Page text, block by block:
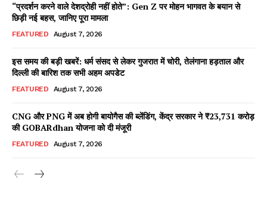
Facebook
X WhatsApp
Share
Read Latest News on AIN
“प्रदर्शन करने वाले देशद्रोही नहीं होते”: Gen Z पर मोहन भागवत के बयान से
छिड़ी नई बहस, जानिए पूरा मामला
FEATURED August 7, 2026
इस समय की बड़ी खबरें: धर्म संसद से लेकर गुजरात में चोरी, तेलंगाना हड़ताल और
दिल्ली की बारिश तक सभी अहम अपडेट
FEATURED August 7, 2026
CNG और PNG में अब होगी बायोगैस की ब्लेंडिंग, केंद्र सरकार ने ₹23,731 करोड़
की GOBARdhan योजना को दी मंजूरी
FEATURED August 7, 2026